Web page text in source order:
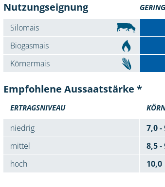
Nutzungseignung GERING
Silomais
Biogasmais
Körnermais
Empfohlene Aussaatstärke *
ERTRAGSNIVEAU
niedrig
7,0 -
mittel
8,5 -
hoch
10,0